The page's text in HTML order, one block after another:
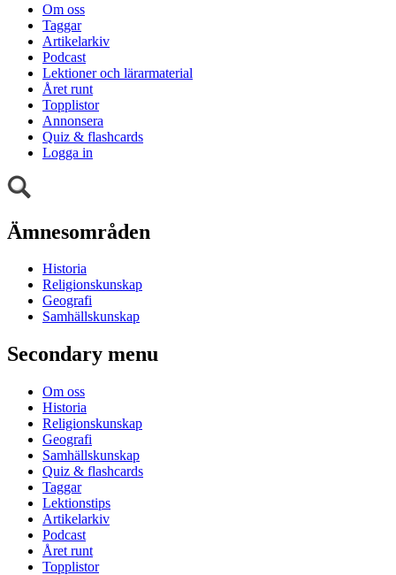
Om oss
Taggar
Artikelarkiv
Podcast
Lektioner och lärarmaterial
Året runt
Topplistor
Annonsera
Quiz & flashcards
Logga in
Ämnesområden
Historia
Religionskunskap
Geografi
Samhällskunskap
Secondary menu
Om oss
Historia
Religionskunskap
Geografi
Samhällskunskap
Quiz & flashcards
Taggar
Lektionstips
Artikelarkiv
Podcast
Året runt
Topplistor